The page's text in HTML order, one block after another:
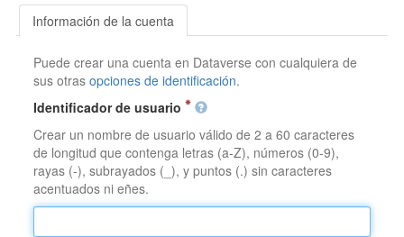
Información de la cuenta
Puede crear una cuenta en Dataverse con cualquiera de
sus otrasopciones de identificación.
Identificador de usuario
Crear un nombre de usuario válido de 2 a 60 caracteres
de longitud que contenga letras (a-Z), números (0-9),
rayas (-), subrayados (_), y puntos (.) sin caracteres
acentuados ni eñes.